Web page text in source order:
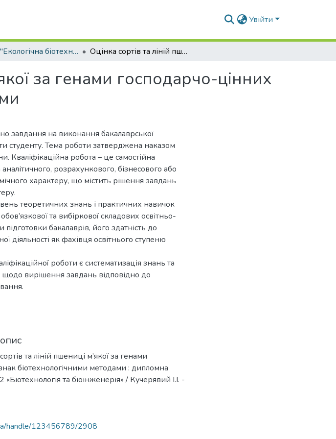
Увійти
ОПП "Екологічна біотехнологія та біоенергетика" Оцінка сортів та ліній пшениці м’якої за генами господарчо-цінних ознак біотехнологічними методами
за генами господарчо-цінних
завдання на виконання бакалаврської
студенту. Тема роботи затверджена наказом
Кваліфікаційна робота – це самостійна
розрахункового, бізнесового або
характеру, що містить рішення завдань
теоретичних знань і практичних навичок
та вибіркової складових освітньо-
бакалаврів, його здатність до
діяльності як фахівця освітнього ступеню
роботи є систематизація знань та
вирішення завдань відповідно до
та ліній пшениці м’якої за генами
біотехнологічними методами : дипломна
«Біотехнологія та біоінженерія» / Кучерявий І.І. -
handle/123456789/2908